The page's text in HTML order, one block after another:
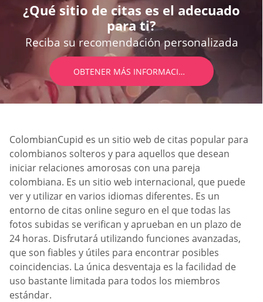
¿Qué sitio de citas es el adecuado
para ti?
Reciba su recomendación personalizada
OBTENER MÁS INFORMACIÓN
ColombianCupid es un sitio web de citas popular para
colombianos solteros y para aquellos que desean
iniciar relaciones amorosas con una pareja
colombiana. Es un sitio web internacional, que puede
ver y utilizar en varios idiomas diferentes. Es un
entorno de citas online seguro en el que todas las
fotos subidas se verifican y aprueban en un plazo de
24 horas. Disfrutará utilizando funciones avanzadas,
que son fiables y útiles para encontrar posibles
coincidencias. La única desventaja es la facilidad de
uso bastante limitada para todos los miembros
estándar.